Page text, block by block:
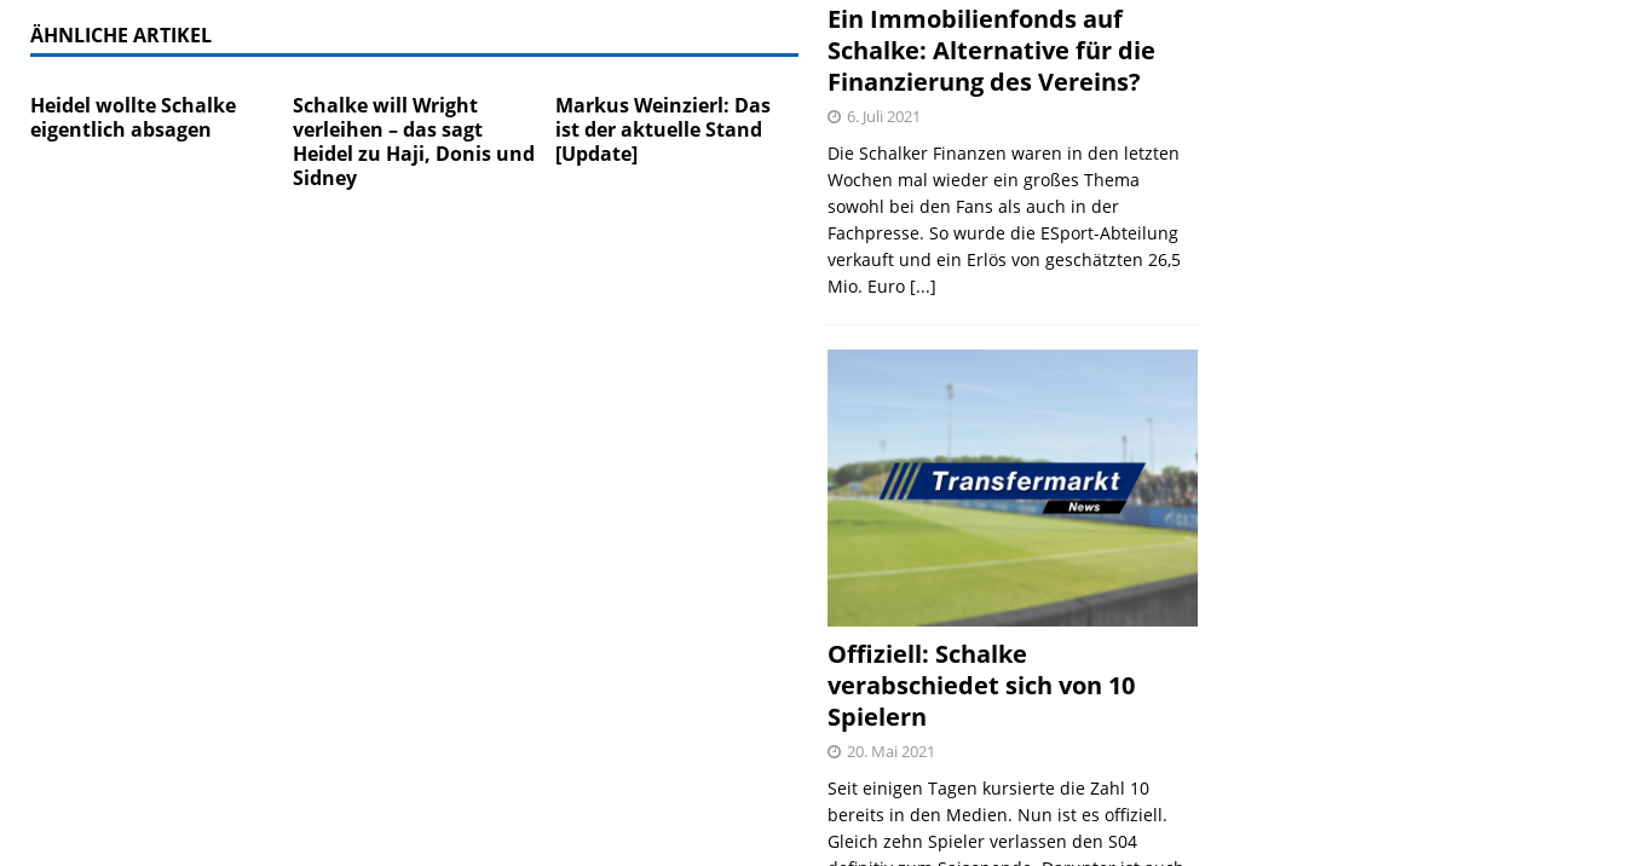
ÄHNLICHE ARTIKEL
Heidel wollte Schalke
eigentlich absagen
Schalke will Wright
verleihen – das sagt
Heidel zu Haji, Donis und
Sidney
Markus Weinzierl: Das
ist der aktuelle Stand
[Update]
Ein Immobilienfonds auf
Schalke: Alternative für die
Finanzierung des Vereins?
6. Juli 2021
Die Schalker Finanzen waren in den letzten
Wochen mal wieder ein großes Thema
sowohl bei den Fans als auch in der
Fachpresse. So wurde die ESport-Abteilung
verkauft und ein Erlös von geschätzten 26,5
Mio. Euro [...]
Offiziell: Schalke
verabschiedet sich von 10
Spielern
20. Mai 2021
Seit einigen Tagen kursierte die Zahl 10
bereits in den Medien. Nun ist es offiziell.
Gleich zehn Spieler verlassen den S04